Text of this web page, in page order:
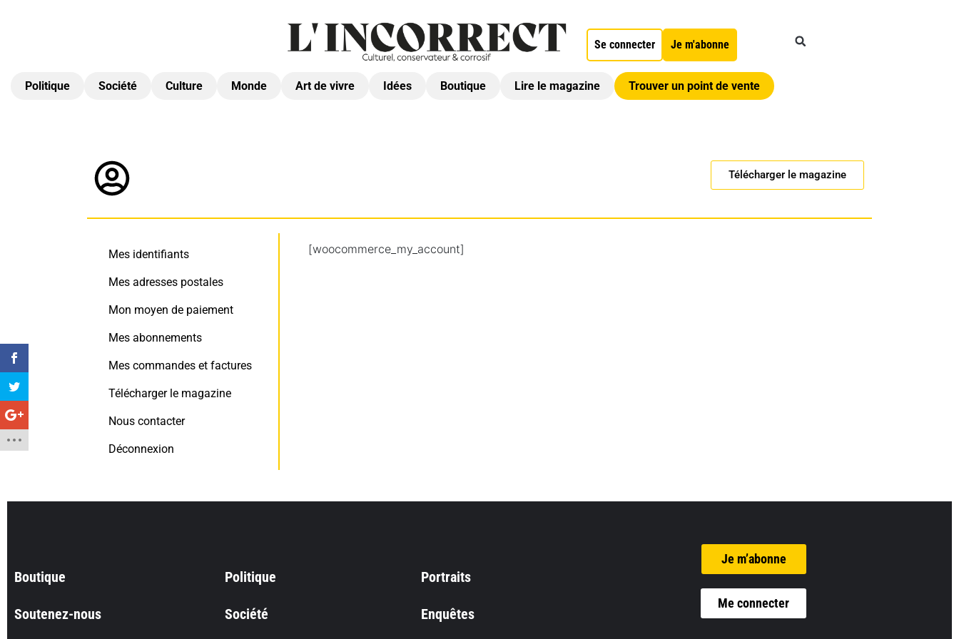
Se connecter Je m'abonne
Politique Société Culture Monde Art de vivre Idées Boutique Lire le magazine Trouver un point de vente
Télécharger le magazine
Mes identifiants
Mes adresses postales
Mon moyen de paiement
Mes abonnements
Mes commandes et factures
Télécharger le magazine
Nous contacter
Déconnexion
[woocommerce_my_account]
Boutique
Soutenez-nous
Politique
Société
Portraits
Enquêtes
Je m’abonne
Me connecter